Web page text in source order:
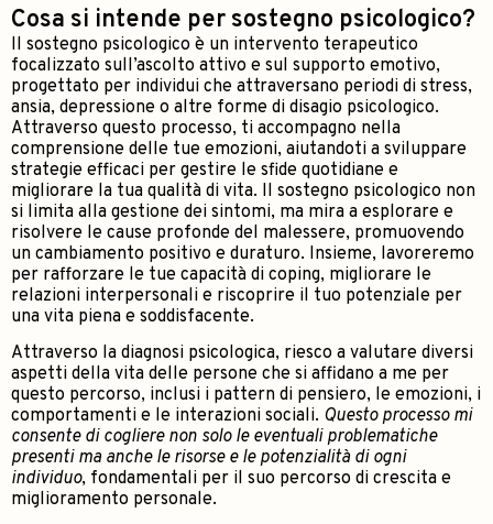
Cosa si intende per sostegno psicologico?
Il sostegno psicologico è un intervento terapeutico
focalizzato sull’ascolto attivo e sul supporto emotivo,
progettato per individui che attraversano periodi di stress,
ansia, depressione o altre forme di disagio psicologico.
Attraverso questo processo, ti accompagno nella
comprensione delle tue emozioni, aiutandoti a sviluppare
strategie efficaci per gestire le sfide quotidiane e
migliorare la tua qualità di vita. Il sostegno psicologico non
si limita alla gestione dei sintomi, ma mira a esplorare e
risolvere le cause profonde del malessere, promuovendo
un cambiamento positivo e duraturo. Insieme, lavoreremo
per rafforzare le tue capacità di coping, migliorare le
relazioni interpersonali e riscoprire il tuo potenziale per
una vita piena e soddisfacente.
Attraverso la diagnosi psicologica, riesco a valutare diversi
aspetti della vita delle persone che si affidano a me per
questo percorso, inclusi i pattern di pensiero, le emozioni, i
comportamenti e le interazioni sociali. Questo processo mi
consente di cogliere non solo le eventuali problematiche
presenti ma anche le risorse e le potenzialità di ogni
individuo, fondamentali per il suo percorso di crescita e
miglioramento personale.